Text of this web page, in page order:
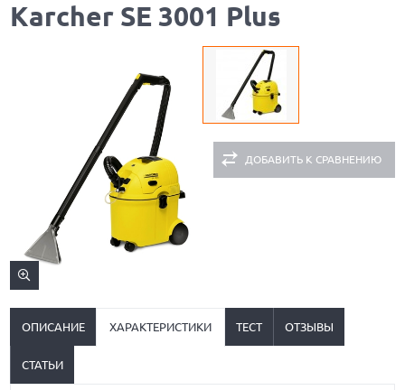
Karcher SE 3001 Plus
ДОБАВИТЬ К СРАВНЕНИЮ
ОПИСАНИЕ ХАРАКТЕРИСТИКИ ТЕСТ ОТЗЫВЫ
СТАТЬИ